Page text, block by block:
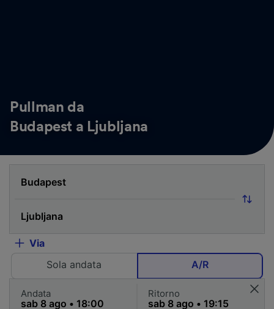
Pullman da
Budapest a Ljubljana
Via
Sola andata
A/R
Andata Ritorno